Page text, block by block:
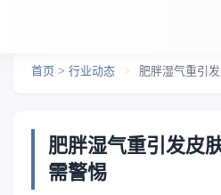
首页 > 行业动态 > 肥胖湿气重引
肥胖湿气重引发皮
需警惕